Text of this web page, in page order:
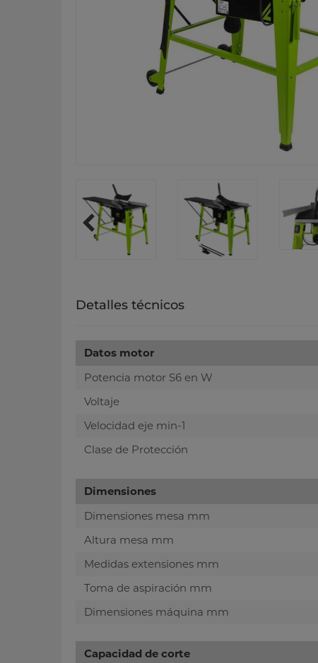
Detalles técnicos
Datos motor
Potencia motor S6 en W
Voltaje
Velocidad eje min-1
Clase de Protección
Dimensiones
Dimensiones mesa mm
Altura mesa mm
Medidas extensiones mm
Toma de aspiración mm
Dimensiones máquina mm
Capacidad de corte